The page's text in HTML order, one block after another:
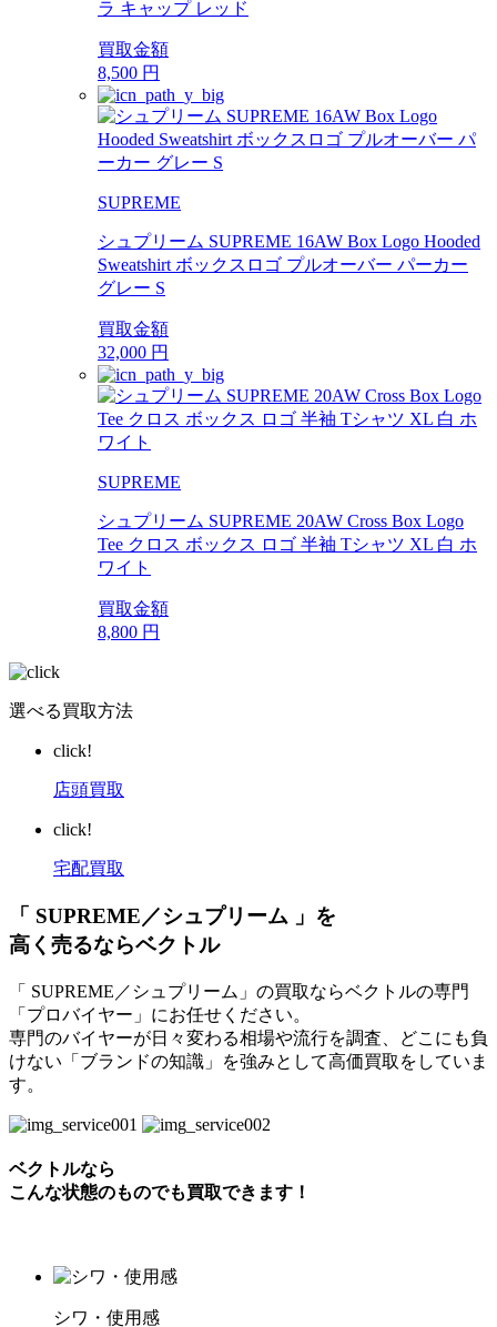
ラ キャップ レッド
買取金額
8,500 円
SUPREME
シュプリーム SUPREME 16AW Box Logo Hooded
Sweatshirt ボックスロゴ プルオーバー パーカー
グレー S
買取金額
32,000 円
SUPREME
シュプリーム SUPREME 20AW Cross Box Logo
Tee クロス ボックス ロゴ 半袖 Tシャツ XL 白 ホ
ワイト
買取金額
8,800 円
選べる買取方法
click!
店頭買取
click!
宅配買取
「 SUPREME／シュプリーム 」を
高く売るならベクトル
「 SUPREME／シュプリーム」の買取ならベクトルの専門
「プロバイヤー」にお任せください。
専門のバイヤーが日々変わる相場や流行を調査、どこにも負
けない「ブランドの知識」を強みとして高価買取をしていま
す。
ベクトルなら
こんな状態のものでも買取できます！
シワ・使用感